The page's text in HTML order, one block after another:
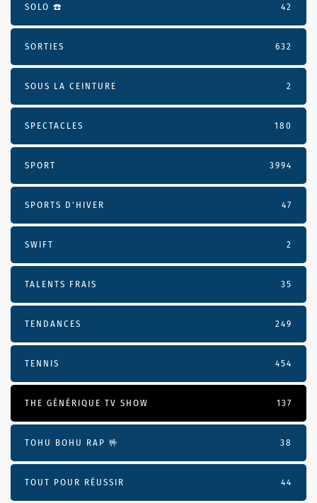
SOLO ☎️ 42
SORTIES 632
SOUS LA CEINTURE 2
SPECTACLES 180
SPORT 3994
SPORTS D'HIVER 47
SWIFT 2
TALENTS FRAIS 35
TENDANCES 249
TENNIS 454
THE GÉNÉRIQUE TV SHOW 137
TOHU BOHU RAP 🤟 38
TOUT POUR RÉUSSIR 44